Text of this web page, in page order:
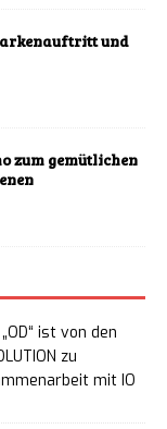
und
zum gemütlichen
ist von den
zu
mit IO